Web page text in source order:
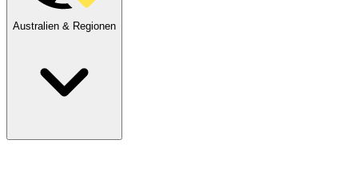
Australien & Regionen